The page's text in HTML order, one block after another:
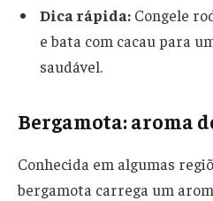
Dica rápida: Congele
e bata com cacau para
saudável.
Bergamota: aroma
Conhecida em algumas
bergamota carrega um